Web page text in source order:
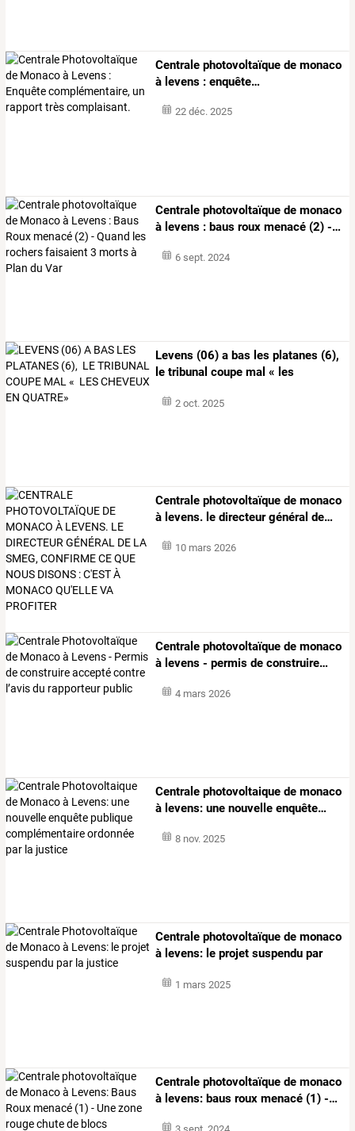
Centrale photovoltaïque de monaco
à levens : enquête…
22 déc. 2025
Centrale photovoltaïque de monaco
à levens : baus roux menacé (2) -…
6 sept. 2024
Levens (06) a bas les platanes (6),
le tribunal coupe mal « les
2 oct. 2025
Centrale photovoltaïque de monaco
à levens. le directeurgénéral de…
10 mars 2026
Centrale photovoltaïque de monaco
à levens - permis de construire…
4 mars 2026
Centrale photovoltaique de monaco
à levens: une nouvelle enquête…
8 nov. 2025
Centrale photovoltaïque de monaco
à levens: le projet suspendu par
1 mars 2025
Centrale photovoltaïque de monaco
à levens: baus roux menacé (1) -…